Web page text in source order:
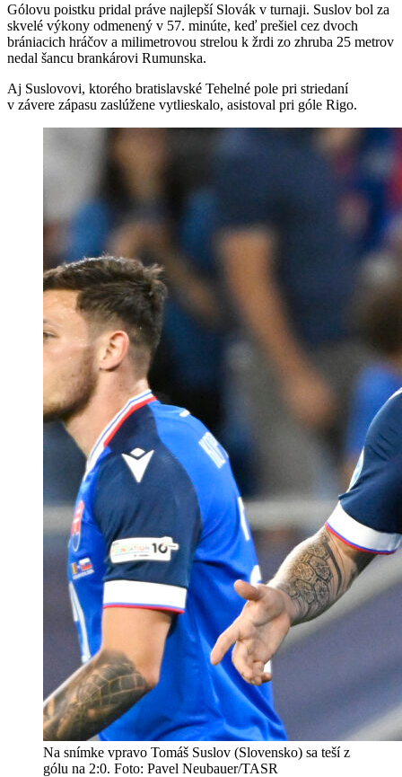
Gólovu poistku pridal práve najlepší Slovák v turnaji. Suslov bol za
skvelé výkony odmenený v 57. minúte, keď prešiel cez dvoch
brániacich hráčov a milimetrovou strelou k žrdi zo zhruba 25 metrov
nedal šancu brankárovi Rumunska.
Aj Suslovovi, ktorého bratislavské Tehelné pole pri striedaní
v závere zápasu zaslúžene vytlieskalo, asistoval pri góle Rigo.
Na snímke vpravo Tomáš Suslov (Slovensko) sa teší z
gólu na 2:0. Foto: Pavel Neubauer/TASR